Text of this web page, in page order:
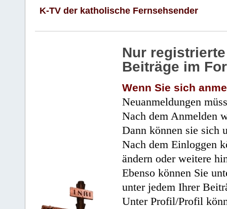
K-TV der katholische Fernsehsender
Nur
Beiträge im
Wenn Sie sich
Neuanmeldungen
Nach dem Anmelden
Dann können sie sich
Nach dem Einloggen
ändern oder weitere
Ebenso können Sie
unter jedem Ihrer
Unter Profil/Profil